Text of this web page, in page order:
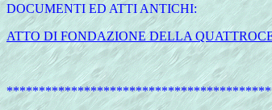
DOCUMENTI ED ATTI ANTICHI:
ATTO DI FONDAZIONE DELLA